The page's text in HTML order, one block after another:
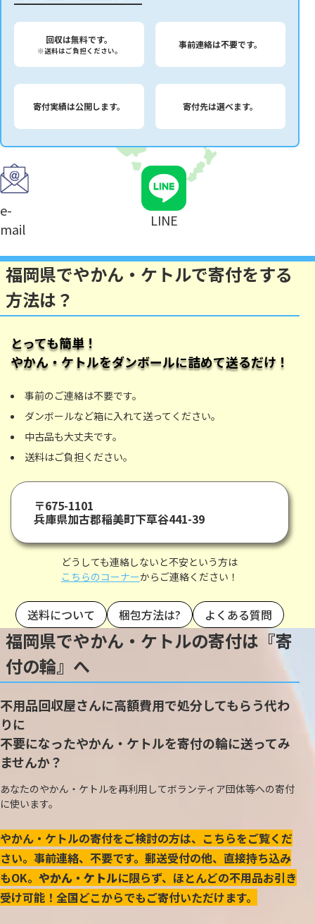
回収は無料です。
※送料はご負担ください。
事前連絡は不要です。
寄付実績は公開します。 寄付先は選べます。
e-
mail
LINE
福岡県でやかん・ケトルで寄付をする
方法は？
とっても簡単！
やかん・ケトルをダンボールに詰めて送るだけ！
事前のご連絡は不要です。
ダンボールなど箱に入れて送ってください。
中古品も大丈夫です。
送料はご負担ください。
〒675-1101
兵庫県加古郡稲美町下草谷441-39
どうしても連絡しないと不安という方は
こちらのコーナーからご連絡ください！
送料について 梱包方法は? よくある質問
福岡県でやかん・ケトルの寄付は『寄
付の輪』へ
不用品回収屋さんに高額費用で処分してもらう代わ
りに
不要になったやかん・ケトルを寄付の輪に送ってみ
ませんか？
あなたのやかん・ケトルを再利用してボランティア団体等への寄付
に使います。
やかん・ケトルの寄付をご検討の方は、こちらをご覧くだ
さい。事前連絡、不要です。郵送受付の他、直接持ち込み
もOK。 やかん・ケトルに限らず、ほとんどの不用品お引き
受け可能！全国どこからでもご寄付いただけます。